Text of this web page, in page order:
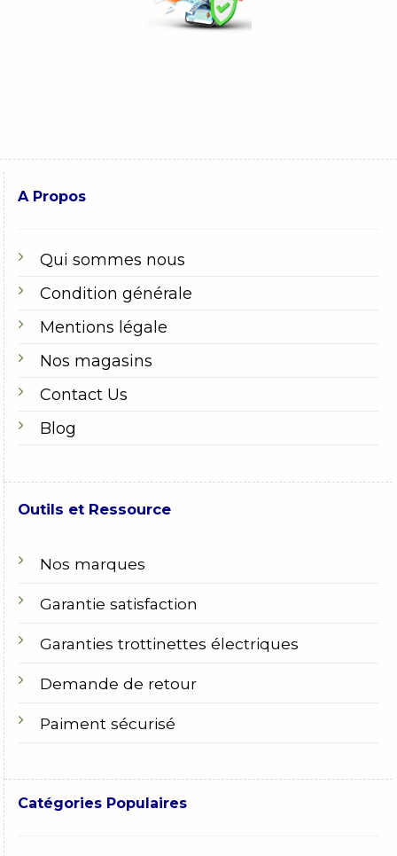
gaming sont faciles à utiliser. Obtenez le code
instantanément après l’achat et rechargez votre
A Propos
Qui sommes nous
Condition générale
Mentions légale
Nos magasins
Contact Us
Blog
Outils et Ressource
Nos marques
Garantie satisfaction
Garanties trottinettes électriques
Demande de retour
Paiment sécurisé
Catégories Populaires